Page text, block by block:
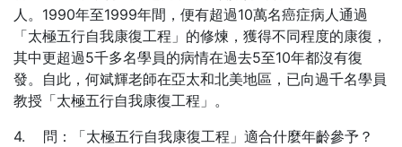
人。1990年至1999年間，便有超過10萬名癌症病人通過
「太極五行自我康復工程」的修煉，獲得不同程度的康復，
其中更超過5千多名學員的病情在過去5至10年都沒有復
發。自此，何斌輝老師在亞太和北美地區，已向過千名學員
教授「太極五行自我康復工程」。
4. 問：「太極五行自我康復工程」適合什麼年齡參予？